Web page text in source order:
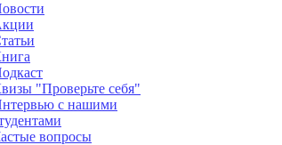
"Проверьте себя"
с нашими
вопросы